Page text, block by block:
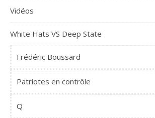
Vidéos
White Hats VS Deep State
Frédéric Boussard
Patriotes en contrôle
Q